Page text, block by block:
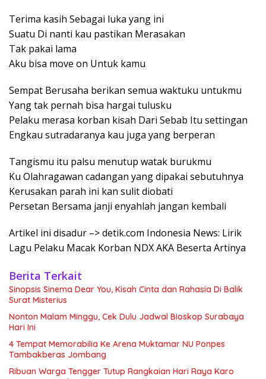
Terima kasih Sebagai luka yang ini
Suatu Di nanti kau pastikan Merasakan
Tak pakai lama
Aku bisa move on Untuk kamu
Sempat Berusaha berikan semua waktuku untukmu
Yang tak pernah bisa hargai tulusku
Pelaku merasa korban kisah Dari Sebab Itu settingan
Engkau sutradaranya kau juga yang berperan
Tangismu itu palsu menutup watak burukmu
Ku Olahragawan cadangan yang dipakai sebutuhnya
Kerusakan parah ini kan sulit diobati
Persetan Bersama janji enyahlah jangan kembali
Artikel ini disadur –> detik.com Indonesia News: Lirik
Lagu Pelaku Macak Korban NDX AKA Beserta Artinya
Berita Terkait
Sinopsis Sinema Dear You, Kisah Cinta dan Rahasia Di Balik
Surat Misterius
Nonton Malam Minggu, Cek Dulu Jadwal Bioskop Surabaya
Hari Ini
4 Tempat Memorabilia Ke Arena Muktamar NU Ponpes
Tambakberas Jombang
Ribuan Warga Tengger Tutup Rangkaian Hari Raya Karo